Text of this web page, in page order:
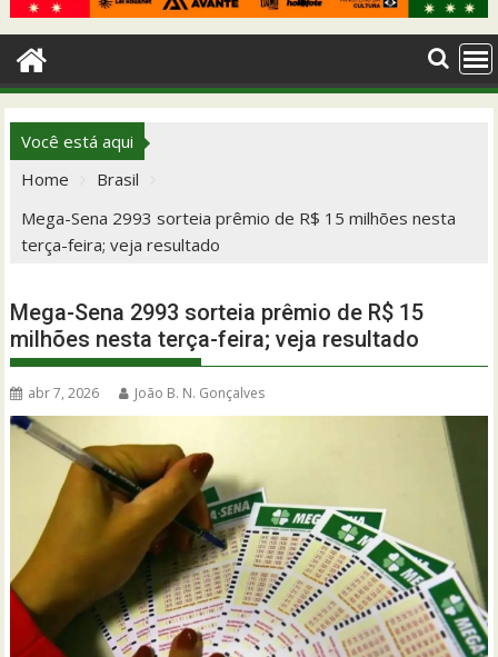
Você está aqui
Home
Brasil
Mega-Sena 2993 sorteia prêmio de R$ 15 milhões nesta
terça-feira; veja resultado
Mega-Sena 2993 sorteia prêmio de R$ 15
milhões nesta terça-feira; veja resultado
abr 7, 2026 João B. N. Gonçalves